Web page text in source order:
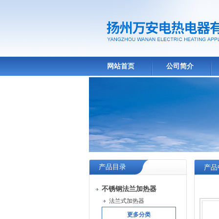
网站首页 公司简介
产品目录
不锈钢法兰加热器
法兰式加热器
更多分类
产